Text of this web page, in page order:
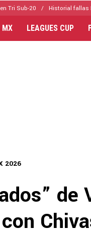
Tri Sub-20 Historial fallas
MX LEAGUES CUP
2026
de